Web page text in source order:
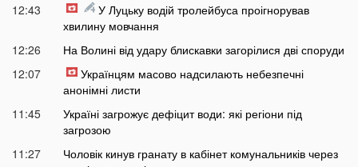
12:43
У Луцьку водій тролейбуса проігнорував
хвилину мовчання
12:26
На Волині від удару блискавки загорілися дві споруди
12:07
Українцям масово надсилають небезпечні
анонімні листи
11:45
Україні загрожує дефіцит води: які регіони під
загрозою
11:27
Чоловік кинув гранату в кабінет комунальників через